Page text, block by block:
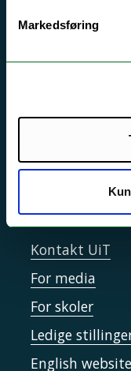
Markedsføring
Kontakt UiT
For media
For skoler
Ledige
English website